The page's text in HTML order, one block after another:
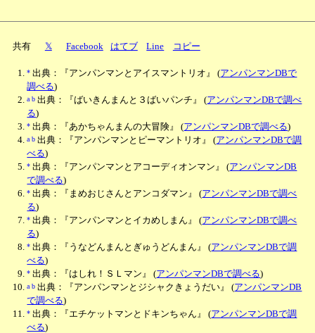
共有 𝕏 Facebook はてブ Line コピー
* 出典：『アンパンマンとアイスマントリオ』(アンパンマンDBで
調べる)
a b 出典：『ばいきんまんと３ばいパンチ』(アンパンマンDBで調べ
る)
* 出典：『あかちゃんまんの大冒険』(アンパンマンDBで調べる)
a b 出典：『アンパンマンとピーマントリオ』(アンパンマンDBで調
べる)
* 出典：『アンパンマンとアコーディオンマン』(アンパンマンDB
で調べる)
* 出典：『まめおじさんとアンコダマン』(アンパンマンDBで調べ
る)
* 出典：『アンパンマンとイカめしまん』(アンパンマンDBで調べ
る)
* 出典：『うなどんまんとぎゅうどんまん』(アンパンマンDBで調
べる)
* 出典：『はしれ！ＳＬマン』(アンパンマンDBで調べる)
a b 出典：『アンパンマンとジシャクきょうだい』(アンパンマンDB
で調べる)
* 出典：『エチケットマンとドキンちゃん』(アンパンマンDBで調
べる)